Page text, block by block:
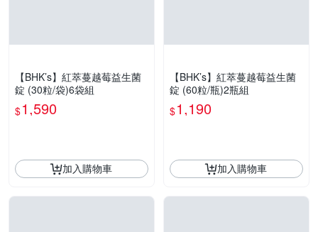
【BHK’s】紅萃蔓越莓益生菌
錠 (30粒/袋)6袋組
$1,590
加入購物車
【BHK’s】紅萃蔓越莓益生菌
錠 (60粒/瓶)2瓶組
$1,190
加入購物車